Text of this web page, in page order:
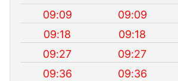
09:09
09:09
09:18
09:18
09:27
09:27
09:36
09:36